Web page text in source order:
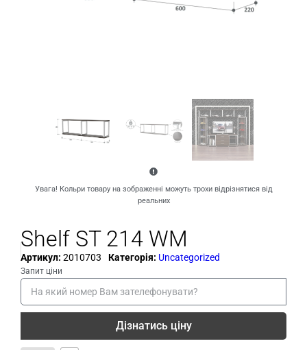
Увага! Кольри товару на зображенні можуть трохи відрізнятися від
реальних
Shelf ST 214 WM
Артикул: 2010703 Категорія: Uncategorized
Запит ціни
Дізнатись ціну